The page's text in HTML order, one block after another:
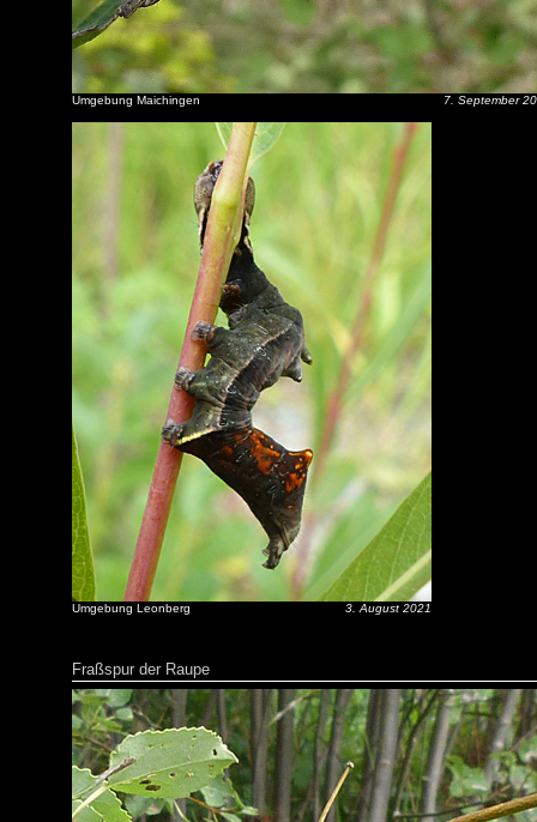
Umgebung Maichingen 7. September
Umgebung Leonberg 3. August 2021
Fraßspur der Raupe